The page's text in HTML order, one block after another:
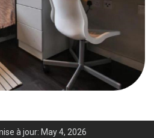
à jour: May 4, 2026